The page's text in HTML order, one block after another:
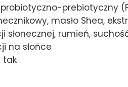
prebiotyczny
masło Shea,
słonecznej, rumień,
na słońce
tak